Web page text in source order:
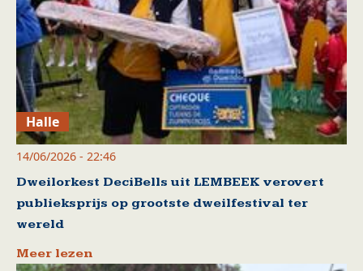
Halle
14/06/2026 - 22:46
Dweilorkest DeciBells uit LEMBEEK verovert
publieksprijs op grootste dweilfestival ter
wereld
Meer lezen